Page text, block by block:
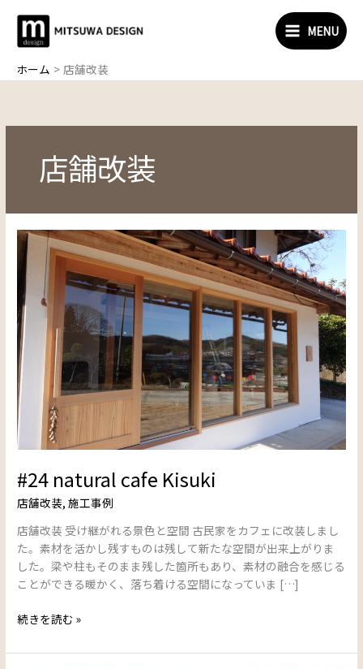
キ
MENU
ホーム 店舗改装
店舗改装
#24 natural cafe Kisuki
店舗改装,施工事例
店舗改装 受け継がれる景色と空間 古民家をカフェに改装しまし
た。素材を活かし残すものは残して新たな空間が出来上がりま
した。梁や柱もそのまま残した箇所もあり、素材の融合を感じる
ことができる暖かく、落ち着ける空間になっていま […]
#24
natural
cafe
Kisuki
続きを読む »